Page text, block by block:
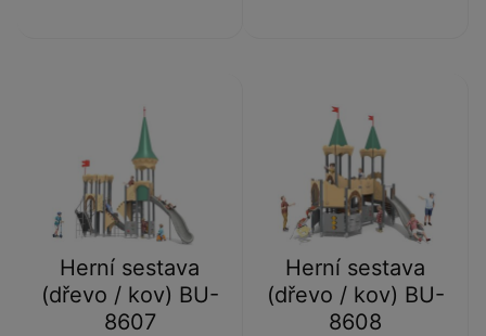
Herní sestava
(dřevo / kov) BU-
8607
Herní sestava
(dřevo / kov) BU-
8608